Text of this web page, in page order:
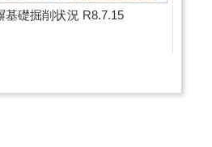
基礎掘削状況 R8.7.15